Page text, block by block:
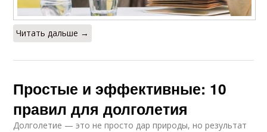
Читать дальше →
Простые и эффективные: 10
правил для долголетия
Долголетие — это не просто дар природы, но результат